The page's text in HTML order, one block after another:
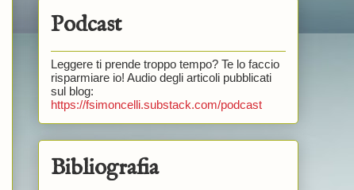
Podcast
Leggere ti prende troppo tempo? Te lo faccio
risparmiare io! Audio degli articoli pubblicati
sul blog:
https://fsimoncelli.substack.com/podcast
Bibliografia